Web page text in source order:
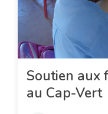
Soutien aux
au Cap-Vert